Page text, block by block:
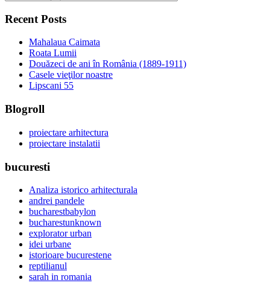
Recent Posts
Mahalaua Caimata
Roata Lumii
Douăzeci de ani în România (1889-1911)
Casele vieţilor noastre
Lipscani 55
Blogroll
proiectare arhitectura
proiectare instalatii
bucuresti
Analiza istorico arhitecturala
andrei pandele
bucharestbabylon
bucharestunknown
explorator urban
idei urbane
istorioare bucurestene
reptilianul
sarah in romania